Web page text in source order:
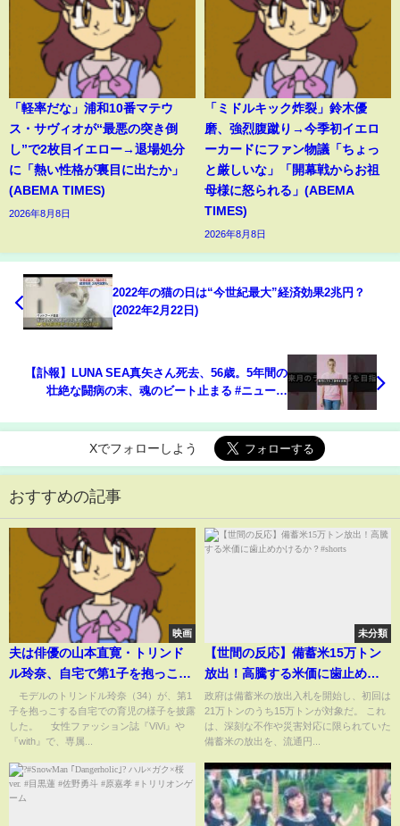
「軽率だな」浦和10番マテウ
ス・サヴィオが“最悪の突き倒
し”で2枚目イエロー→退場処分
に「熱い性格が裏目に出たか」
(ABEMA TIMES)
2026年8月8日
「ミドルキック炸裂」鈴木優
磨、強烈腹蹴り→今季初イエロ
ーカードにファン物議「ちょっ
と厳しいな」「開幕戦からお祖
母様に怒られる」(ABEMA
TIMES)
2026年8月8日
2022年の猫の日は“今世紀最大”経済効果2兆円？
(2022年2月22日)
【訃報】LUNA SEA真矢さん死去、56歳。5年間の
壮絶な闘病の末、魂のビート止まる #ニュース
Xでフォローしよう
おすすめの記事
映画
夫は俳優の山本直寛・トリンド
ル玲奈、自宅で第1子を抱っこす
る姿に反響「赤ちゃんにして既
にスタイルが」「大きくなって
ますね！」(ABEMA TIMES)
モデルのトリンドル玲奈（34）が、第1
子を抱っこする自宅での育児の様子を披露
した。 女性ファッション誌『ViVi』や
『with』で、専属...
未分類
【世間の反応】備蓄米15万トン
放出！高騰する米価に歯止めか
けるか？#shorts
政府は備蓄米の放出入札を開始し、初回は
21万トンのうち15万トンが対象だ。 これ
は、深刻な不作や災害対応に限られていた
備蓄米の放出を、流通円...